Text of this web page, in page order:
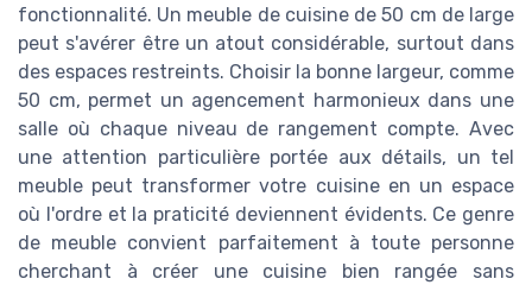
fonctionnalité. Un meuble de cuisine de 50 cm de large
peut s'avérer être un atout considérable, surtout dans
des espaces restreints. Choisir la bonne largeur, comme
50 cm, permet un agencement harmonieux dans une
salle où chaque niveau de rangement compte. Avec
une attention particulière portée aux détails, un tel
meuble peut transformer votre cuisine en un espace
où l'ordre et la praticité deviennent évidents. Ce genre
de meuble convient parfaitement à toute personne
cherchant à créer une cuisine bien rangée sans